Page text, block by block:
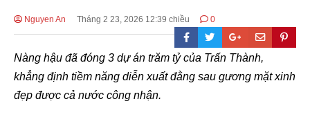
Nguyen An Tháng 2 23, 2026 12:39 chiều 0
Nàng hậu đã đóng 3 dự án trăm tỷ của Trấn Thành,
khẳng định tiềm năng diễn xuất đằng sau gương mặt xinh
đẹp được cả nước công nhận.